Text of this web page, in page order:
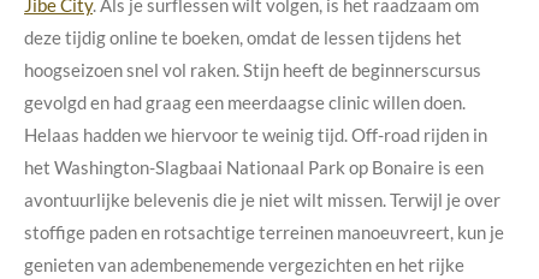
Jibe City.Als je surflessen wilt volgen, is het raadzaam om
deze tijdig online te boeken, omdat de lessen tijdens het
hoogseizoen snel vol raken. Stijn heeft de beginnerscursus
gevolgd en had graag een meerdaagse clinic willen doen.
Helaas hadden we hiervoor te weinig tijd.Off-road rijden in
het Washington-Slagbaai Nationaal Park op Bonaire is een
avontuurlijke belevenis die je niet wilt missen. Terwijl je over
stoffige paden en rotsachtige terreinen manoeuvreert, kun je
genieten van adembenemende vergezichten en het rijke